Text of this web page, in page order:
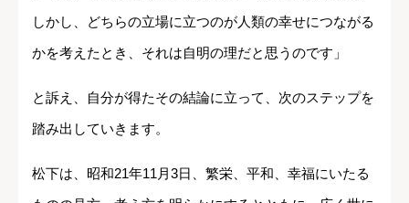
しかし、どちらの立場に立つのが人類の幸せにつながる
かを考えたとき、それは自明の理だと思うのです」
と訴え、自分が得たその結論に立って、次のステップを
踏み出していきます。
松下は、昭和21年11月3日、繁栄、平和、幸福にいたる